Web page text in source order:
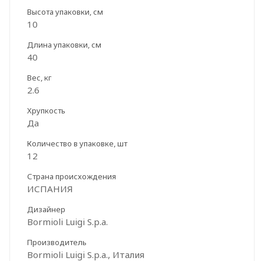
Высота упаковки, см
10
Длина упаковки, см
40
Вес, кг
2.6
Хрупкость
Да
Количество в упаковке, шт
12
Страна происхождения
ИСПАНИЯ
Дизайнер
Bormioli Luigi S.p.a.
Производитель
Bormioli Luigi S.p.a., Италия